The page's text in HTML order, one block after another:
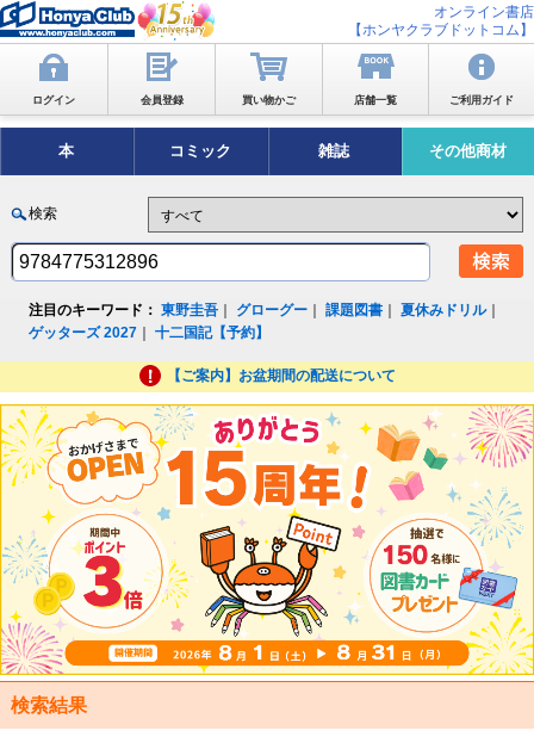
オンライン書店
【ホンヤクラブドットコム】
ログイン 会員登録 買い物かご 店舗一覧 ご利用ガイド
本 コミック 雑誌 その他商材
検索
注目のキーワード： 東野圭吾 グローグー ｜課題図書 ｜夏休みドリル｜
ゲッターズ 2027 ｜十二国記【予約】
【ご案内】お盆期間の配送について
検索結果